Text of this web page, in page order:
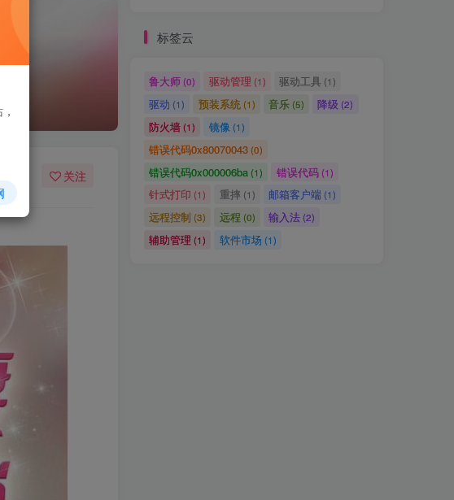
关注
标签云
鲁大师(0) 驱动管理 (1) 驱动工具 (1)
驱动 (1) 预装系统(1) 音乐(5) 降级 (2)
防火墙(1) 镜像 (1)
错误代码0x80070043(0)
错误代码0x000006ba(1) 错误代码(1)
针式打印 (1) 重摔 (1) 邮箱客户端(1)
远程控制 (3) 远程 (0) 输入法(2)
辅助管理 (1) 软件市场 (1)